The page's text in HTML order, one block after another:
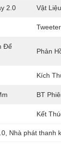
2.0 Vật
Để
Phản
Kích
BT
Kết
Nhà phát thanh